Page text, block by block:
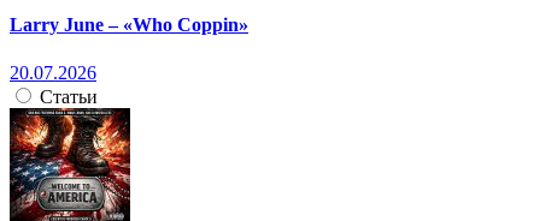
Larry June – «Who Coppin»
20.07.2026
Статьи